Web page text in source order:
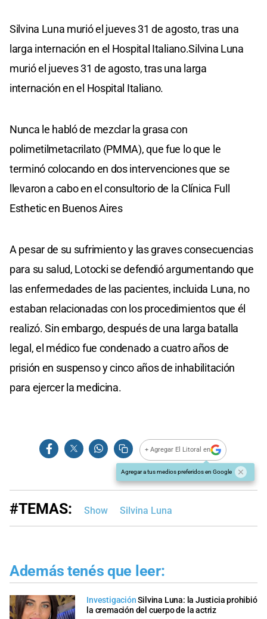
Silvina Luna murió el jueves 31 de agosto, tras una
larga internación en el Hospital Italiano.Silvina Luna
murió el jueves 31 de agosto, tras una larga
internación en el Hospital Italiano.
Nunca le habló de mezclar la grasa con
polimetilmetacrilato (PMMA), que fue lo que le
terminó colocando en dos intervenciones que se
llevaron a cabo en el consultorio de la Clínica Full
Esthetic en Buenos Aires
A pesar de su sufrimiento y las graves consecuencias
para su salud, Lotocki se defendió argumentando que
las enfermedades de las pacientes, incluida Luna, no
estaban relacionadas con los procedimientos que él
realizó. Sin embargo, después de una larga batalla
legal, el médico fue condenado a cuatro años de
prisión en suspenso y cinco años de inhabilitación
para ejercer la medicina.
+ Agregar El Litoral en
Agregar a tus medios preferidos en Google
#TEMAS: Show Silvina Luna
Además tenés que leer:
Investigación Silvina Luna: la Justicia prohibió
la cremación del cuerpo de la actriz